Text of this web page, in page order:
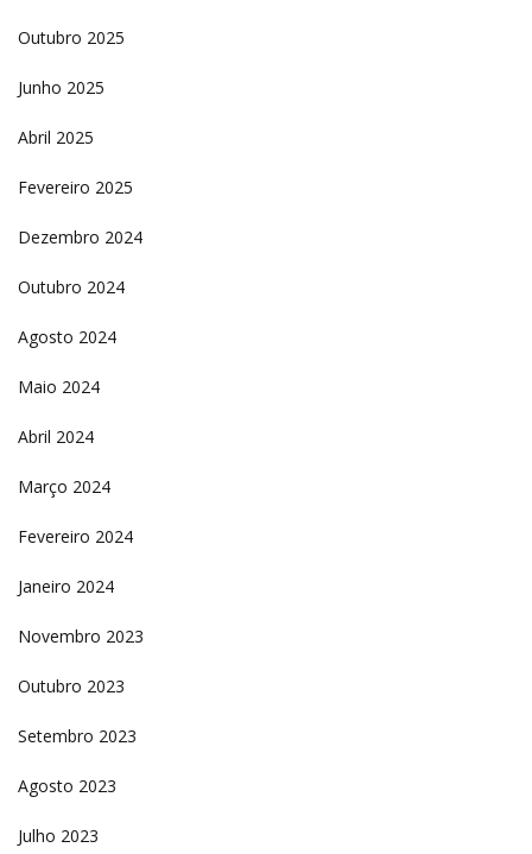
Outubro 2025
Junho 2025
Abril 2025
Fevereiro 2025
Dezembro 2024
Outubro 2024
Agosto 2024
Maio 2024
Abril 2024
Março 2024
Fevereiro 2024
Janeiro 2024
Novembro 2023
Outubro 2023
Setembro 2023
Agosto 2023
Julho 2023